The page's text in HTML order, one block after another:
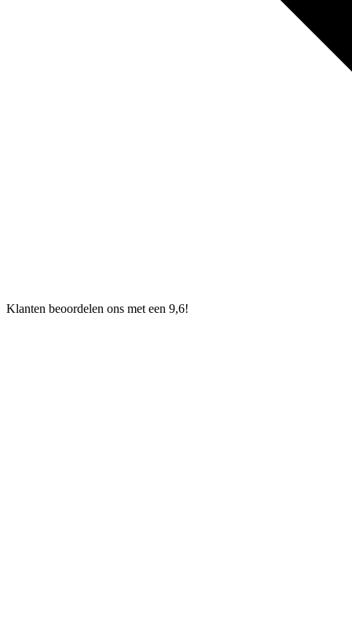
Klanten beoordelen ons met een 9,6!